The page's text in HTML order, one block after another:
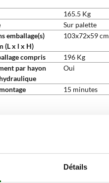
Détails
165.5 Kg
Sur palette
emballage(s)
(L x l x H)
103x72x59 cm
compris
196 Kg
par hayon
Oui
15 minutes